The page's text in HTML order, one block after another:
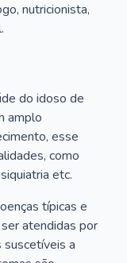
nutricionista,
do idoso de
amplo
esse
como
etc.
típicas e
atendidas por
a